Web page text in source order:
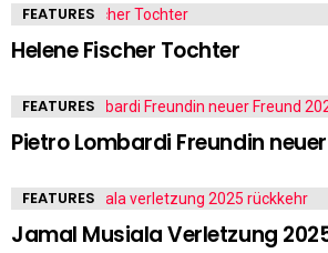
FEATURES
Helene Fischer Tochter
FEATURES
Pietro Lombardi Freundin
FEATURES
Jamal Musiala Verletzung